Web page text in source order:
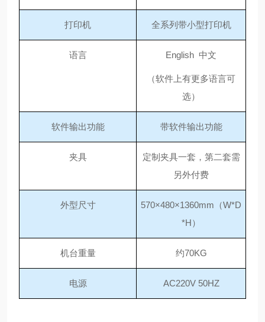
打印机 全系列带小型打印机
语言 English 中文
（软件上有更多语言可
选）
软件输出功能 带软件输出功能
夹具
定制夹具一套，第二套需
另外付费
外型尺寸
570×480×1360mm（W*D
*H）
机台重量 约70KG
电源 AC220V 50HZ